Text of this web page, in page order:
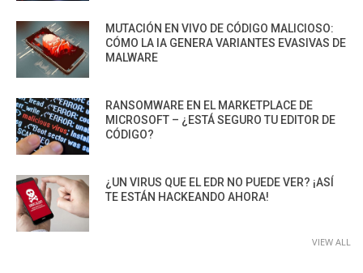
MUTACIÓN EN VIVO DE CÓDIGO MALICIOSO:
CÓMO LA IA GENERA VARIANTES EVASIVAS DE
MALWARE
RANSOMWARE EN EL MARKETPLACE DE
MICROSOFT – ¿ESTÁ SEGURO TU EDITOR DE
CÓDIGO?
¿UN VIRUS QUE EL EDR NO PUEDE VER? ¡ASÍ
TE ESTÁN HACKEANDO AHORA!
VIEW ALL